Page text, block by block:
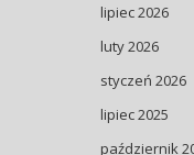
lipiec 2026
luty 2026
styczeń 2026
lipiec 2025
październik